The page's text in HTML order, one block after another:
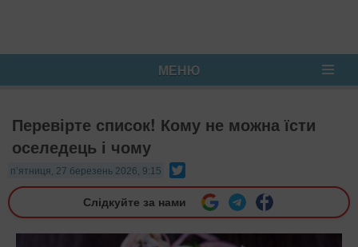
МЕНЮ
Перевірте список! Кому не можна їсти
оселедець і чому
п’ятниця, 27 березень 2026, 9:15
Слідкуйте за нами